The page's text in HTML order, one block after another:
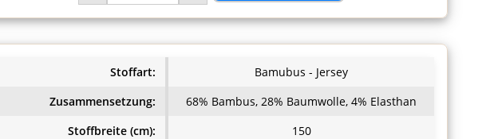
Stoffart:
Bamubus - Jersey
Zusammensetzung:
68% Bambus, 28% Baumwolle, 4% Elasthan
Stoffbreite (cm):
150